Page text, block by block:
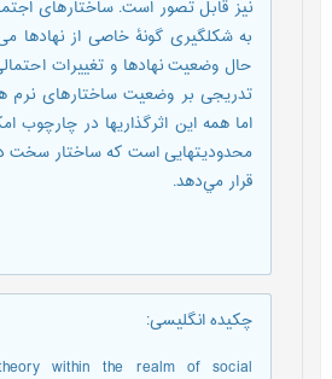
نیز قابل تصور است. ساختارهای
به شکل­گیری گونۀ خاصی از نهادها
حال وضعیت نهادها و تغییرات
تدریجی بر وضعیت ساختارهای نرم
اما همه این اثرگذاری­ها در چارچوب
محدودیت­هایی است که ساختار سخت در
قرار مي‌دهد.
چکیده انگلیسی:
within the realm of social